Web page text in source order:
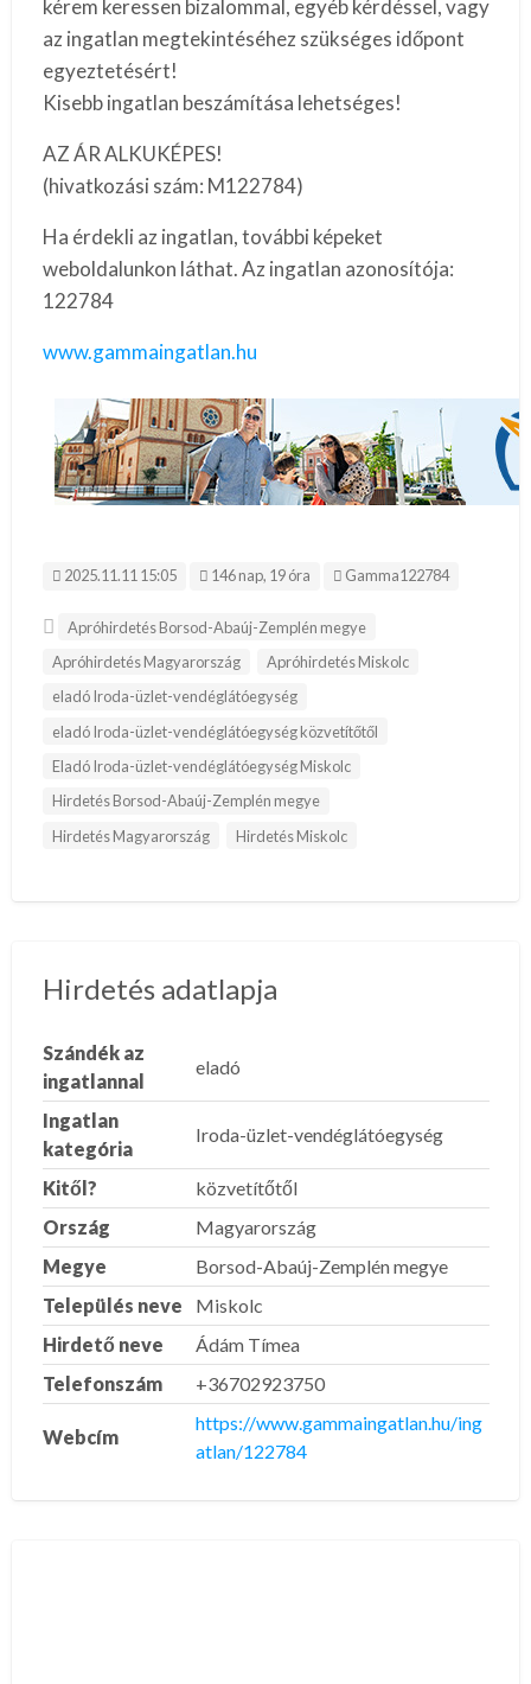
kérem keressen bizalommal, egyéb kérdéssel, vagy
az ingatlan megtekintéséhez szükséges időpont
egyeztetésért!
Kisebb ingatlan beszámítása lehetséges!
AZ ÁR ALKUKÉPES!
(hivatkozási szám: M122784)
Ha érdekli az ingatlan, további képeket
weboldalunkon láthat. Az ingatlan azonosítója:
122784
www.gammaingatlan.hu
2025.11.11 15:05 146 nap, 19 óra Hirdetés ID:
Gamma122784
Apróhirdetés Borsod-Abaúj-Zemplén megye
Apróhirdetés Magyarország
Apróhirdetés Miskolc
eladó Iroda-üzlet-vendéglátóegység
eladó Iroda-üzlet-vendéglátóegység közvetítőtől
Eladó Iroda-üzlet-vendéglátóegység Miskolc
Hirdetés Borsod-Abaúj-Zemplén megye
Hirdetés Magyarország
Hirdetés Miskolc
Hirdetés adatlapja
Szándék az
ingatlannal
eladó
Ingatlan
kategória
Iroda-üzlet-vendéglátóegység
Kitől?
közvetítőtől
Ország
Magyarország
Megye
Borsod-Abaúj-Zemplén megye
Település neve
Miskolc
Hirdető neve
Ádám Tímea
Telefonszám
+36702923750
Webcím
https://www.gammaingatlan.hu/ing
atlan/122784